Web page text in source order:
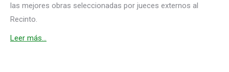
las mejores obras seleccionadas por jueces externos al
Recinto.
Leer más…